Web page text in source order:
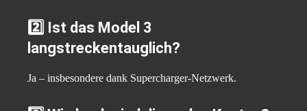
2️⃣ Ist das Model 3
langstreckentauglich?
Ja – insbesondere dank Supercharger-Netzwerk.